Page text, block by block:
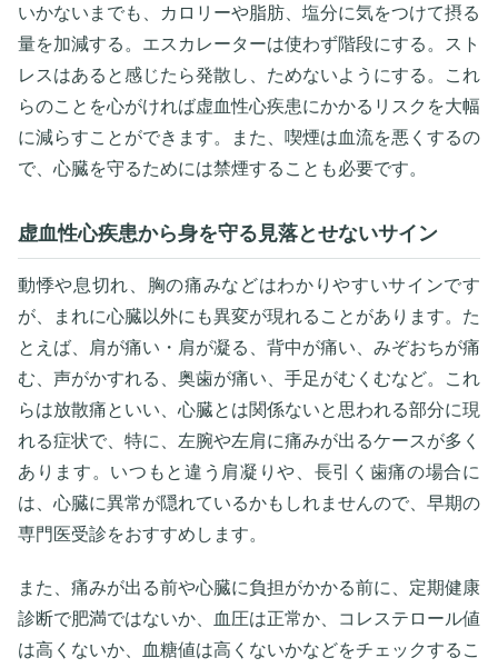
いかないまでも、カロリーや脂肪、塩分に気をつけて摂る
量を加減する。エスカレーターは使わず階段にする。スト
レスはあると感じたら発散し、ためないようにする。これ
らのことを心がければ虚血性心疾患にかかるリスクを大幅
に減らすことができます。また、喫煙は血流を悪くするの
で、心臓を守るためには禁煙することも必要です。
虚血性心疾患から身を守る見落とせないサイン
動悸や息切れ、胸の痛みなどはわかりやすいサインです
が、まれに心臓以外にも異変が現れることがあります。た
とえば、肩が痛い・肩が凝る、背中が痛い、みぞおちが痛
む、声がかすれる、奥歯が痛い、手足がむくむなど。これ
らは放散痛といい、心臓とは関係ないと思われる部分に現
れる症状で、特に、左腕や左肩に痛みが出るケースが多く
あります。いつもと違う肩凝りや、長引く歯痛の場合に
は、心臓に異常が隠れているかもしれませんので、早期の
専門医受診をおすすめします。
また、痛みが出る前や心臓に負担がかかる前に、定期健康
診断で肥満ではないか、血圧は正常か、コレステロール値
は高くないか、血糖値は高くないかなどをチェックするこ